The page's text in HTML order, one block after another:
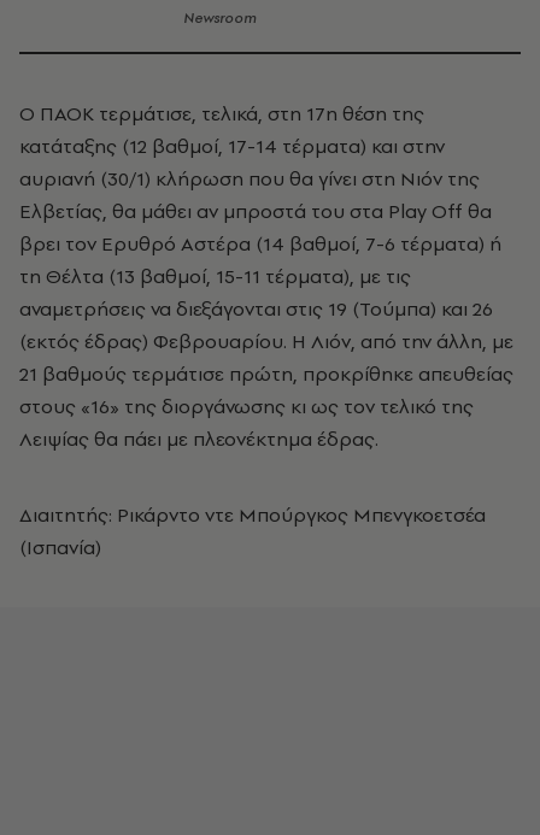
Newsroom
Ο ΠΑΟΚ τερμάτισε, τελικά, στη 17η θέση της
κατάταξης (12 βαθμοί, 17-14 τέρματα) και στην
αυριανή (30/1) κλήρωση που θα γίνει στη Νιόν της
Ελβετίας, θα μάθει αν μπροστά του στα Play Off θα
βρει τον Ερυθρό Αστέρα (14 βαθμοί, 7-6 τέρματα) ή
τη Θέλτα (13 βαθμοί, 15-11 τέρματα), με τις
αναμετρήσεις να διεξάγονται στις 19 (Τούμπα) και 26
(εκτός έδρας) Φεβρουαρίου. Η Λιόν, από την άλλη, με
21 βαθμούς τερμάτισε πρώτη, προκρίθηκε απευθείας
στους «16» της διοργάνωσης κι ως τον τελικό της
Λειψίας θα πάει με πλεονέκτημα έδρας.
Διαιτητής: Ρικάρντο ντε Μπούργκος Μπενγκοετσέα
(Ισπανία)